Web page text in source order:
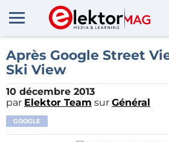
Après Google Street
Ski View
10 décembre 2013
par Elektor Team sur Général
GOOGLE